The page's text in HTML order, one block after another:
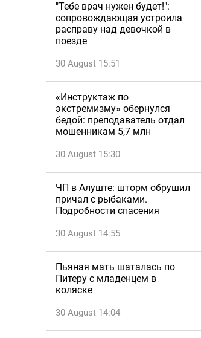
"Тебе врач нужен будет!":
сопровождающая устроила
расправу над девочкой в
поезде
30 August 15:51
«Инструктаж по
экстремизму» обернулся
бедой: преподаватель отдал
мошенникам 5,7 млн
30 August 15:30
ЧП в Алуште: шторм обрушил
причал с рыбаками.
Подробности спасения
30 August 14:55
Пьяная мать шаталась по
Питеру с младенцем в
коляске
30 August 14:04